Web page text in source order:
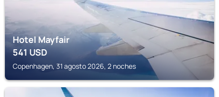
Hotel Mayfair
541USD
Copenhagen, 31 agosto 2026, 2 noches